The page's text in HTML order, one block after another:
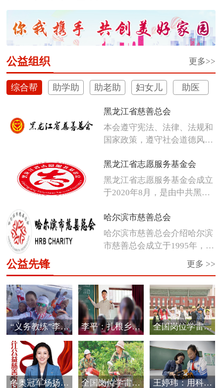
体彩深植安心购彩守护行动
更多>>
公益组织
综合帮
助学助
助老助
妇女儿
助医
黑龙江省慈善总会
本会遵守宪法、法律、法规和
国家政策，遵守社会道德风
黑龙江省志愿服务基金会
黑龙江省志愿服务基金会成立
于2020年8月，是由中共黑龙
哈尔滨市慈善总会
哈尔滨市慈善总会介绍哈尔滨
市慈善总会成立于1995年，是
更多 >>
公益先锋
“义务教练”李海
霞的公益情怀
冬奥冠军杨扬被
李平：扎根乡村
教育 唱响爱的
音...
全国岗位学雷锋
全国岗位学雷锋
标兵邰慧
王婷玮：用科技